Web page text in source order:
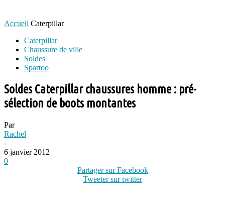
Accueil Caterpillar
Caterpillar
Chaussure de ville
Soldes
Spartoo
Soldes Caterpillar chaussures homme : pré-
sélection de boots montantes
Par
Rachel
-
6 janvier 2012
0
Partager sur Facebook
Tweeter sur twitter